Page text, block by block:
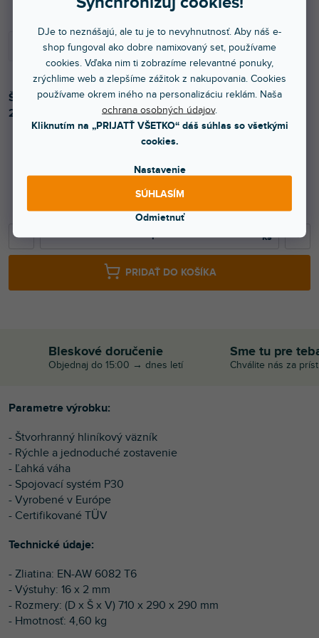
DJe to neznášajú, ale tu je to nevyhnutnosť. Aby náš e-
shop fungoval ako dobre namixovaný set, používame
cookies. Vďaka nim ti zobrazíme relevantné ponuky,
zrýchlime web a zlepšíme zážitok z nakupovania. Cookies
používame okrem iného na personalizáciu reklám. Naša
ochrana osobných údajov.
Kliknutím na „PRIJATŤ VŠETKO“ dáš súhlas so všetkými
cookies.
Nastavenie
Odmietnuť
SÚHLASÍM
136 €
+
−
PRIDAŤ DO KOŠÍKA
Štvorhranný hliníkový nosník. Rozmery: (D x Š x V) 710 x
290 x 290 mm.
Bleskové doručenie
Objednaj do 15:00 → dnes letí
Sme tu pre
Chválite nás za
Parametre výrobku:
- Štvorhranný hliníkový väzník
- Rýchle a jednoduché zostavenie
- Ľahká váha
- Spojovací systém P30
- Vyrobené v Európe
- Certifikované TÜV
Technické údaje:
- Zliatina: EN-AW 6082 T6
- Výstuhy: 16 x 2 mm
- Rozmery: (D x Š x V) 710 x 290 x 290 mm
- Hmotnosť: 4,60 kg